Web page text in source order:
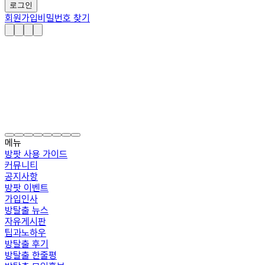
로그인
회원가입비밀번호 찾기
메뉴
방팟 사용 가이드
커뮤니티
공지사항
방팟 이벤트
가입인사
방탈출 뉴스
자유게시판
팁과노하우
방탈출 후기
방탈출 한줄평